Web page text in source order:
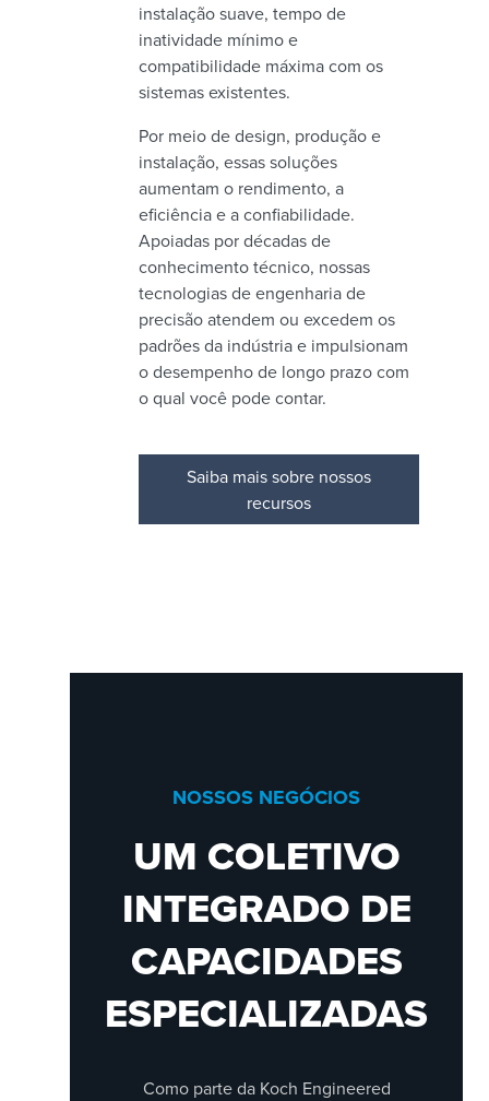
instalação suave, tempo de
inatividade mínimo e
compatibilidade máxima com os
sistemas existentes.
Por meio de design, produção e
instalação, essas soluções
aumentam o rendimento, a
eficiência e a confiabilidade.
Apoiadas por décadas de
conhecimento técnico, nossas
tecnologias de engenharia de
precisão atendem ou excedem os
padrões da indústria e impulsionam
o desempenho de longo prazo com
o qual você pode contar.
Saiba mais sobre nossos
recursos
NOSSOS NEGÓCIOS
UM COLETIVO
INTEGRADO DE
CAPACIDADES
ESPECIALIZADAS
Como parte da Koch Engineered